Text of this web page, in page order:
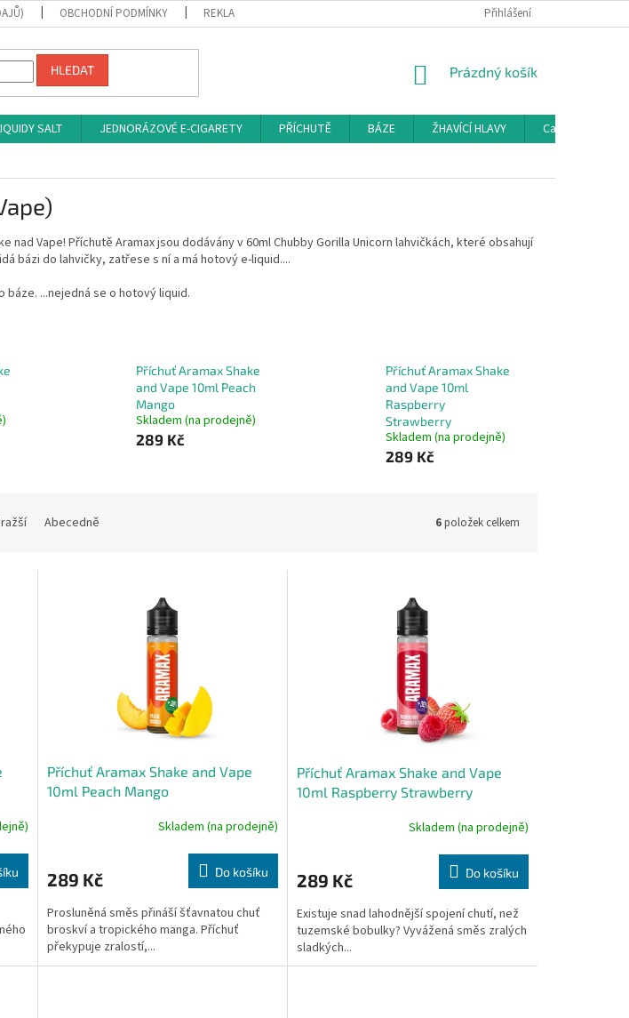
OBCHODNÍ PODMÍNKY REKLAMAČNÍ ŘÁD HODNOCENÍ OBCHODU
Přihlášení
HLEDAT
NÁKUPNÍ
Prázdný košík
SALT JEDNORÁZOVÉ E-CIGARETY PŘÍCHUTĚ BÁZE ŽHAVÍCÍ HLAVY
Cartridge a
nad Vape! Příchutě Aramax jsou dodávány v 60ml Chubby Gorilla Unicorn lahvičkách, které obsahují
bázi do lahvičky, zatřese s ní a má hotový e-liquid....
...nejedná se o hotový liquid.
Příchuť Aramax Shake
and Vape 10ml Peach
Mango
Skladem (na prodejně)
289 Kč
Příchuť Aramax Shake
and Vape 10ml
Raspberry
Strawberry
Skladem (na prodejně)
289 Kč
Abecedně 6položek celkem
Příchuť Aramax Shake and Vape
10ml Peach Mango
Skladem (na prodejně)
289 Kč Do košíku
Prosluněná směs přináší šťavnatou chuť
broskví a tropického manga. Příchuť
překypuje zralostí,...
Příchuť Aramax Shake and Vape
10ml Raspberry Strawberry
Skladem (na prodejně)
289 Kč Do košíku
Existuje snad lahodnější spojení chutí, než
tuzemské bobulky? Vyvážená směs zralých
sladkých...